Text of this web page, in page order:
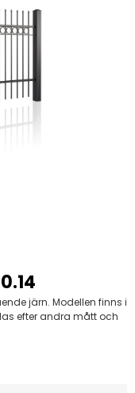
järn. Modellen finns i
efter andra mått och